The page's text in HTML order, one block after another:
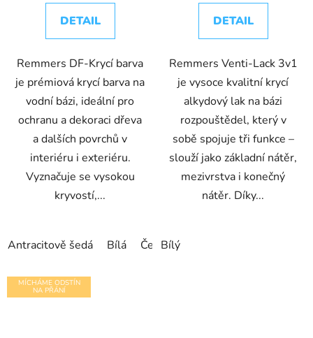
DETAIL
Remmers DF-Krycí barva
je prémiová krycí barva na
vodní bázi, ideální pro
ochranu a dekoraci dřeva
a dalších povrchů v
interiéru i exteriéru.
Vyznačuje se vysokou
kryvostí,...
Antracitově šedá Bílá Černá
DETAIL
Remmers Venti-Lack 3v1
je vysoce kvalitní krycí
alkydový lak na bázi
rozpouštědel, který v
sobě spojuje tři funkce –
slouží jako základní nátěr,
mezivrstva i konečný
nátěr. Díky...
Bílý
MÍCHÁME ODSTÍN
NA PŘÁNÍ